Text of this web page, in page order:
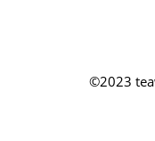
©2023